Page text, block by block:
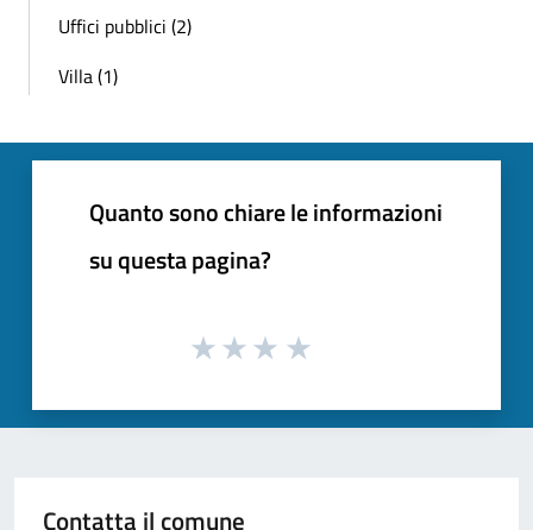
Uffici pubblici (2)
Villa (1)
Quanto sono chiare le informazioni
su questa pagina?
Contatta il comune